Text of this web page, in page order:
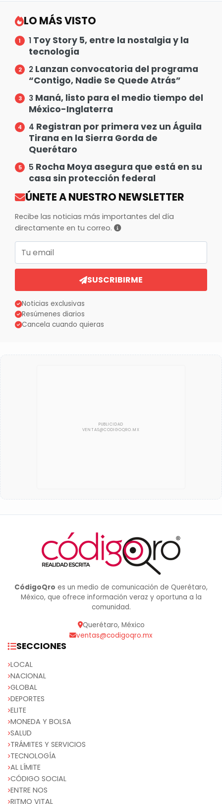
LO MÁS VISTO
1 Toy Story 5, entre la nostalgia y la
tecnología
2 Lanzan convocatoria del programa
“Contigo, Nadie Se Quede Atrás”
3 Maná, listo para el medio tiempo del
México-Inglaterra
4 Registran por primera vez un Águila
Tirana en la Sierra Gorda de
Querétaro
5 Rocha Moya asegura que está en su
casa sin protección federal
ÚNETE A NUESTRO NEWSLETTER
Recibe las noticias más importantes del día
directamente en tu correo.
SUSCRIBIRME
Noticias exclusivas
Resúmenes diarios
Cancela cuando quieras
CódigoQro es un medio de comunicación de Querétaro,
México, que ofrece información veraz y oportuna a la
comunidad.
Querétaro, México
ventas@codigoqro.mx
SECCIONES
LOCAL
NACIONAL
GLOBAL
DEPORTES
ELITE
MONEDA Y BOLSA
SALUD
TRÁMITES Y SERVICIOS
TECNOLOGÍA
AL LÍMITE
CÓDIGO SOCIAL
ENTRE NOS
RITMO VITAL